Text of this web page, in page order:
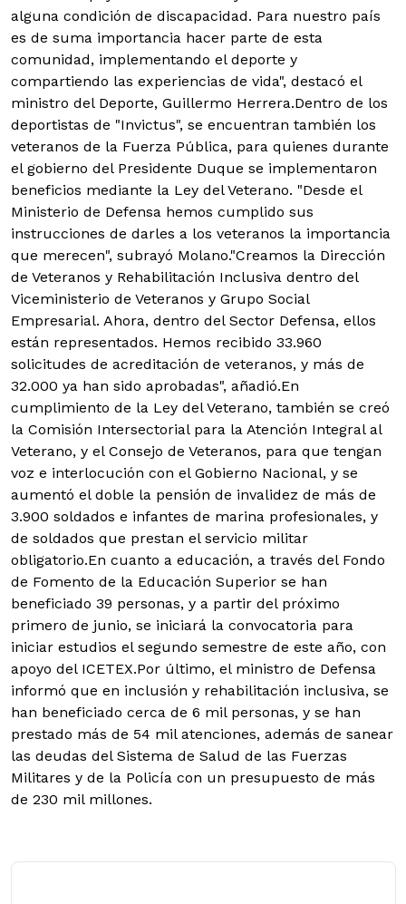
alguna condición de discapacidad. Para nuestro país
es de suma importancia hacer parte de esta
comunidad, implementando el deporte y
compartiendo las experiencias de vida", destacó el
ministro del Deporte, Guillermo Herrera.Dentro de los
deportistas de "Invictus", se encuentran también los
veteranos de la Fuerza Pública, para quienes durante
el gobierno del Presidente Duque se implementaron
beneficios mediante la Ley del Veterano. "Desde el
Ministerio de Defensa hemos cumplido sus
instrucciones de darles a los veteranos la importancia
que merecen", subrayó Molano."Creamos la Dirección
de Veteranos y Rehabilitación Inclusiva dentro del
Viceministerio de Veteranos y Grupo Social
Empresarial. Ahora, dentro del Sector Defensa, ellos
están representados. Hemos recibido 33.960
solicitudes de acreditación de veteranos, y más de
32.000 ya han sido aprobadas", añadió.En
cumplimiento de la Ley del Veterano, también se creó
la Comisión Intersectorial para la Atención Integral al
Veterano, y el Consejo de Veteranos, para que tengan
voz e interlocución con el Gobierno Nacional, y se
aumentó el doble la pensión de invalidez de más de
3.900 soldados e infantes de marina profesionales, y
de soldados que prestan el servicio militar
obligatorio.En cuanto a educación, a través del Fondo
de Fomento de la Educación Superior se han
beneficiado 39 personas, y a partir del próximo
primero de junio, se iniciará la convocatoria para
iniciar estudios el segundo semestre de este año, con
apoyo del ICETEX.Por último, el ministro de Defensa
informó que en inclusión y rehabilitación inclusiva, se
han beneficiado cerca de 6 mil personas, y se han
prestado más de 54 mil atenciones, además de sanear
las deudas del Sistema de Salud de las Fuerzas
Militares y de la Policía con un presupuesto de más
de 230 mil millones.